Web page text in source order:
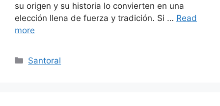
su origen y su historia lo convierten en una
elección llena de fuerza y tradición. Si … Read
more
Categories
Santoral